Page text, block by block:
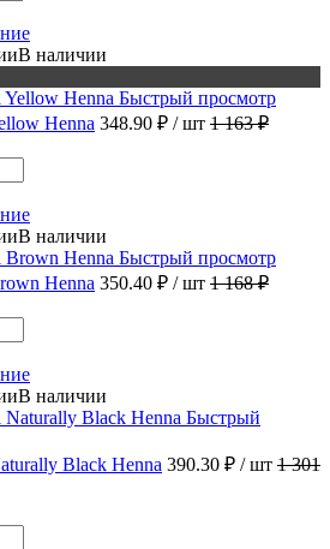
В наличии
Быстрый просмотр
Henna 348.90 ₽ / шт 1 163 ₽
В наличии
Быстрый просмотр
Henna 350.40 ₽ / шт 1 168 ₽
В наличии
Быстрый
Black Henna 390.30 ₽ / шт 1 301